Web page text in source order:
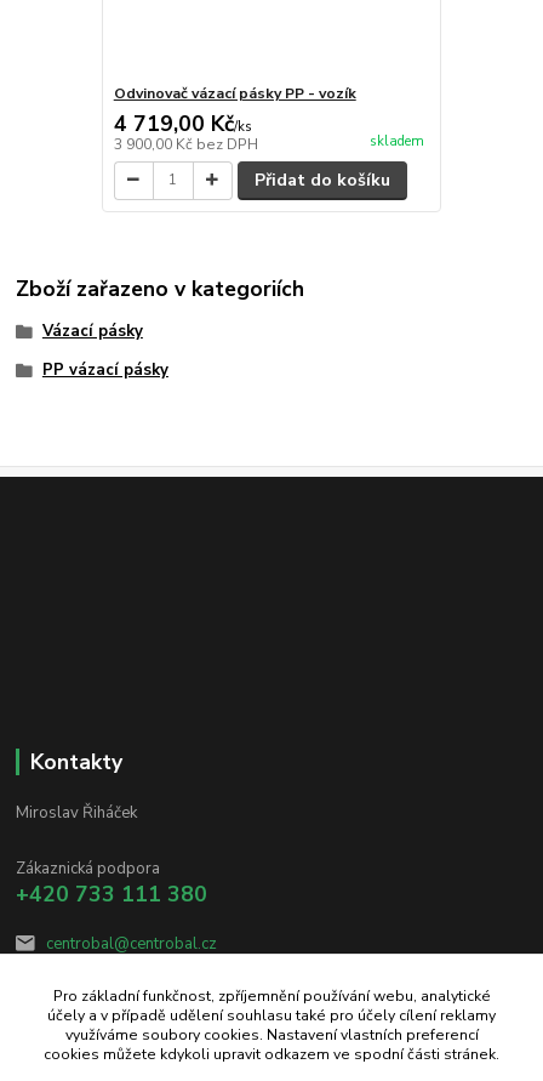
Odvinovač vázací pásky PP - vozík
4 719,00 Kč/ks
3 900,00 Kč bez DPH skladem
Přidat do košíku
Zboží zařazeno v kategoriích
Vázací pásky
PP vázací pásky
Kontakty
Miroslav Řiháček
Zákaznická podpora
+420 733 111 380
centrobal@centrobal.cz
Pro základní funkčnost, zpříjemnění používání webu, analytické
účely a v případě udělení souhlasu také pro účely cílení reklamy
využíváme soubory cookies. Nastavení vlastních preferencí
cookies můžete kdykoli upravit odkazem ve spodní části stránek.